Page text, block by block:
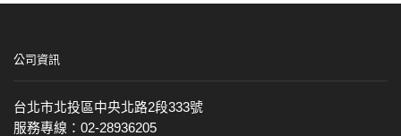
公司資訊
台北市北投區中央北路2段333號
服務專線：02-28936205